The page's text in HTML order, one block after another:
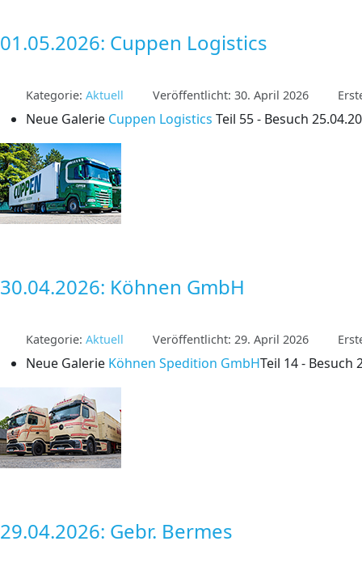
01.05.2026: Cuppen Logistics
Kategorie: Aktuell Veröffentlicht: 30. April 2026
Neue Galerie Cuppen Logistics Teil 55 - Besuch
30.04.2026: Köhnen GmbH
Kategorie: Aktuell Veröffentlicht: 29. April 2026
Neue Galerie Köhnen Spedition GmbHTeil 14 - Besuch
29.04.2026: Gebr. Bermes